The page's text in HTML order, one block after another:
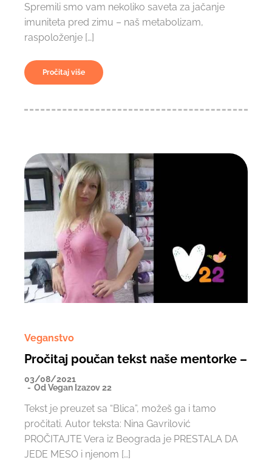
Spremili smo vam nekoliko saveta za jačanje
imuniteta pred zimu – naš metabolizam,
raspoloženje […]
Pročitaj više
Veganstvo
Pročitaj poučan tekst naše mentorke –
03/08/2021
OdVegan Izazov 22
Tekst je preuzet sa “Blica”, možeš ga i tamo
pročitati. Autor teksta: Nina Gavrilović
PROČITAJTE Vera iz Beograda je PRESTALA DA
JEDE MESO i njenom […]